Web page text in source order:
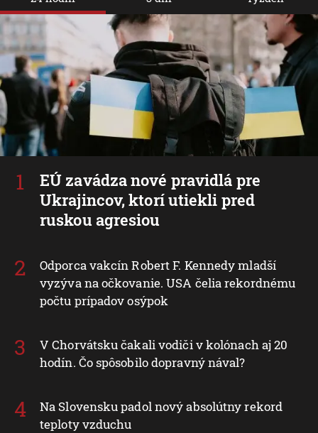
EÚ zavádza nové pravidlá pre
Ukrajincov, ktorí utiekli pred
ruskou agresiou
Odporca vakcín Robert F. Kennedy mladší
vyzýva na očkovanie. USA čelia rekordnému
počtu prípadov osýpok
V Chorvátsku čakali vodiči v kolónach aj 20
hodín. Čo spôsobilo dopravný nával?
Na Slovensku padol nový absolútny rekord
teploty vzduchu